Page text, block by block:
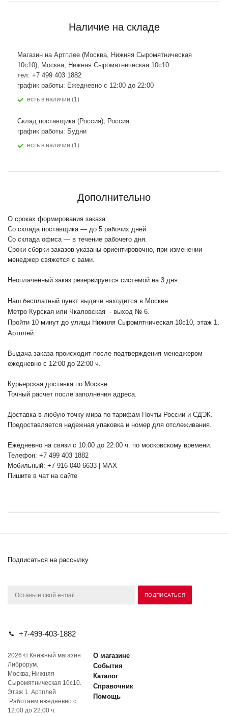
Наличие на складе
Магазин на Артплее (Москва, Нижняя Сыромятническая
10с10), Москва, Нижняя Сыромятническая 10с10
тел: +7 499 403 1882
график работы: Ежедневно с 12:00 до 22:00
Есть в наличии (1)
Склад поставщика (Россия), Россия
график работы: Будни
Есть в наличии (1)
Дополнительно
О сроках формирования заказа:
Со склада поставщика — до 5 рабочих дней.
Со склада офиса — в течение рабочего дня.
Сроки сборки заказов указаны ориентировочно, при изменении
менеджер свяжется с вами.
Неоплаченный заказ резервируется системой на 3 дня.
Наш бесплатный пункт выдачи находится в Москве.
Метро Курская или Чкаловская - выход № 6.
Пройти 10 минут до улицы Нижняя Сыромятническая 10с10, этаж 1,
Артплей.
Выдача заказа происходит после подтверждения менеджером
ежедневно с 12:00 до 22:00 ч.
Курьерская доставка по Москве:
Точный расчет после заполнения адреса.
Доставка в любую точку мира по тарифам Почты России и СДЭК.
Предоставляется надежная упаковка и номер для отслеживания.
Ежедневно на связи с 10:00 до 22:00 ч. по московскому времени.
Телефон: +7 499 403 1882
Мобильный: +7 916 040 6633 | MAX
Пишите в чат на сайте
Подписаться на рассылку
+7-499-403-1882
2026 © Книжный магазин
Либрорум.
Москва, Нижняя
Сыромятническая 10с10.
Этаж 1. Артплей
Работаем ежедневно с
12:00 до 22:00 ч.
О магазине
События
Каталог
Справочник
Помощь